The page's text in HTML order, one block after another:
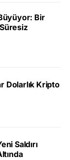
Bir
Dolarlık Kripto
Saldırı